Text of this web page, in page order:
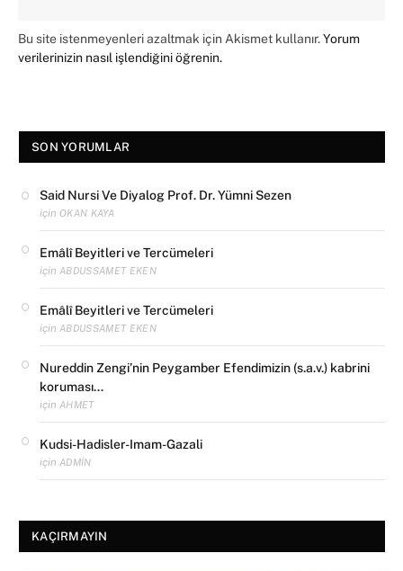
Bu site istenmeyenleri azaltmak için Akismet kullanır.Yorum
verilerinizin nasıl işlendiğini öğrenin.
SON YORUMLAR
Said Nursi Ve Diyalog Prof. Dr. Yümni Sezen
için OKAN KAYA
Emâlî Beyitleri ve Tercümeleri
için ABDUSSAMET EKEN
Emâlî Beyitleri ve Tercümeleri
için ABDUSSAMET EKEN
Nureddin Zengi’nin Peygamber Efendimizin (s.a.v.) kabrini
koruması…
için AHMET
Kudsi-Hadisler-Imam-Gazali
için ADMIN
KAÇIRMAYIN